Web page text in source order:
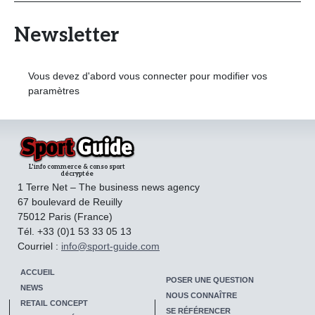
e
g
e
s
d
e
s
m
a
r
q
u
e
s
Newsletter
Vous devez d'abord vous connecter pour modifier vos
paramètres
e
b
u
s
n
e
L'info commerce & conso sport
décryptée
1 Terre Net – The business news agency
67 boulevard de Reuilly
75012 Paris (France)
Tél. +33 (0)1 53 33 05 13
Courriel : info@sport-guide.com
ACCUEIL
NEWS
RETAIL CONCEPT
POSER UNE QUESTION
NOUS CONNAÎTRE
SE RÉFÉRENCER